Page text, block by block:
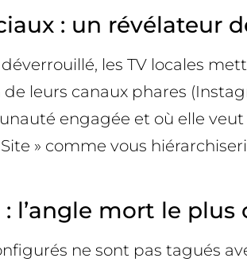
: un révélateur
les TV locales
leurs canaux phares
engagée et où elle
Site » comme vous
l’angle mort le plus
ne sont pas tagués